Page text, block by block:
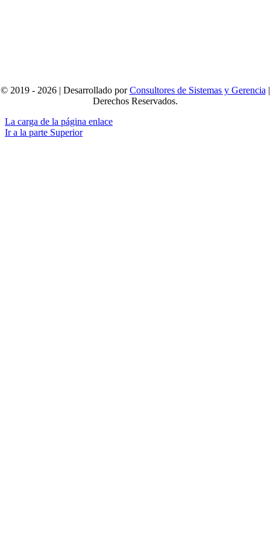
© 2019 - 2026 | Desarrollado porConsultores de Sistemas y Gerencia |
Derechos Reservados.
La carga de la página enlace
Ir a la parte Superior